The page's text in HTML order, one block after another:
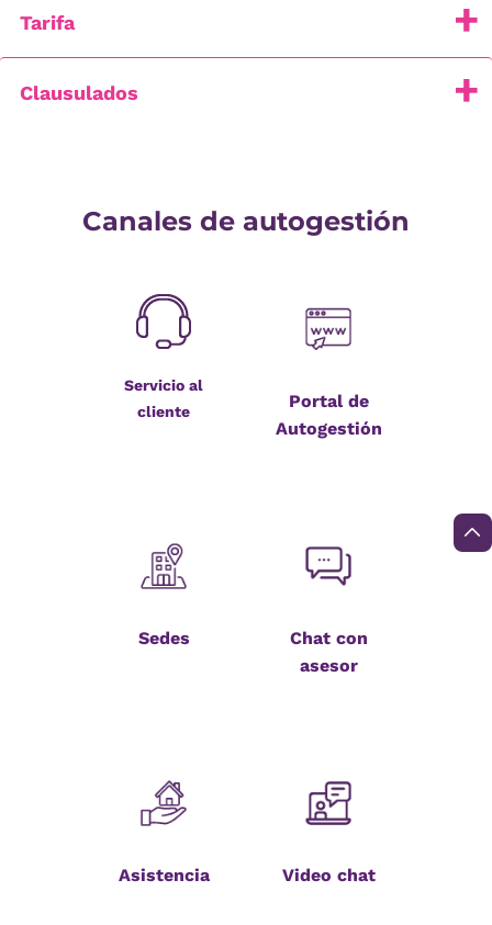
Tarifa
Clausulados
Canales de autogestión
Servicio al
cliente
Portal de
Autogestión
Sedes
Chat con
asesor
Asistencia Video chat